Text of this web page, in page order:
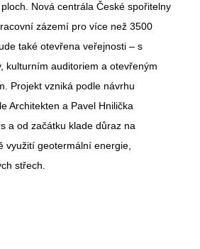
Nová centrála České spořitelny
zázemí pro více než 3500
také otevřena veřejnosti – s
kulturním auditoriem a otevřeným
Projekt vzniká podle návrhu
Architekten a Pavel Hnilička
a od začátku klade důraz na
využití geotermální energie,
střech.